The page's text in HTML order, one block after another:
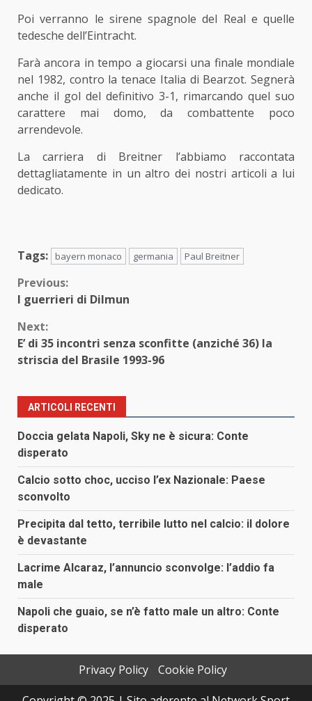
Poi verranno le sirene spagnole del Real e quelle
tedesche dell’Eintracht.
Farà ancora in tempo a giocarsi una finale mondiale
nel 1982, contro la tenace Italia di Bearzot. Segnerà
anche il gol del definitivo 3-1, rimarcando quel suo
carattere mai domo, da combattente poco
arrendevole.
La carriera di Breitner l’abbiamo raccontata
dettagliatamente in un altro dei nostri articoli a lui
dedicato.
Tags: bayern monaco germania Paul Breitner
Continue
Reading
Previous:
I guerrieri di Dilmun
Next:
E’ di 35 incontri senza sconfitte (anziché 36) la
striscia del Brasile 1993-96
ARTICOLI RECENTI
Doccia gelata Napoli, Sky ne è sicura: Conte
disperato
Calcio sotto choc, ucciso l’ex Nazionale: Paese
sconvolto
Precipita dal tetto, terribile lutto nel calcio: il dolore
è devastante
Lacrime Alcaraz, l’annuncio sconvolge: l’addio fa
male
Napoli che guaio, se n’è fatto male un altro: Conte
disperato
Privacy Policy
Cookie Policy